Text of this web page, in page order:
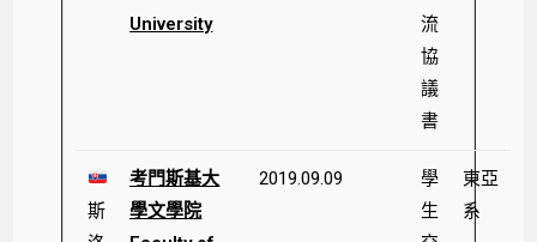
University
流
協
議
書
斯
考門斯基大
學文學院
2019.09.09
學
生
東亞
系